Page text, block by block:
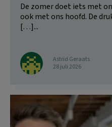
De zomer doet iets met
ook met ons hoofd. De
[…]...
Astrid Geraats
28 juli 2026